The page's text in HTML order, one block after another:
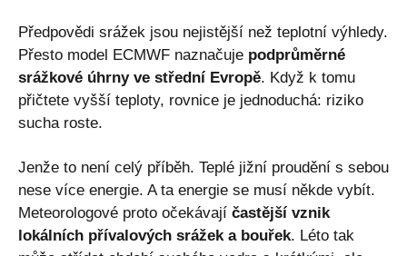
Předpovědi srážek jsou nejistější než teplotní výhledy.
Přesto model ECMWF naznačuje podprůměrné
srážkové úhrny ve střední Evropě. Když k tomu
přičtete vyšší teploty, rovnice je jednoduchá: riziko
sucha roste.
Jenže to není celý příběh. Teplé jižní proudění s sebou
nese více energie. A ta energie se musí někde vybít.
Meteorologové proto očekávají častější vznik
lokálních přívalových srážek a bouřek. Léto tak